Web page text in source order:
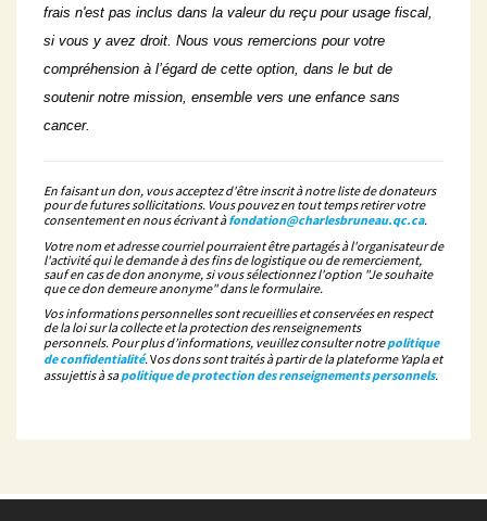
frais n'est pas inclus dans la valeur du reçu pour usage fiscal,
si vous y avez droit. Nous vous remercions pour votre
compréhension à l’égard de cette option, dans le but de
soutenir notre mission, ensemble vers une enfance sans
cancer.
En faisant un don, vous acceptez d'être inscrit à notre liste de donateurs
pour de futures sollicitations. Vous pouvez en tout temps retirer votre
consentement en nous écrivant àfondation@charlesbruneau.qc.ca.
Votre nom et adresse courriel pourraient être partagés à l'organisateur de
l'activité qui le demande à des fins de logistique ou de remerciement,
sauf en cas de don anonyme, si vous sélectionnez l'option "Je souhaite
que ce don demeure anonyme" dans le formulaire.
Vos informations personnelles sont recueillies et conservées en respect
de la loi sur la collecte et la protection des renseignements
personnels. Pour plus d’informations, veuillez consulter notrepolitique
de confidentialité.Vos dons sont traités à partir de la plateforme Yapla et
assujettis à sapolitique de protection des renseignements personnels.